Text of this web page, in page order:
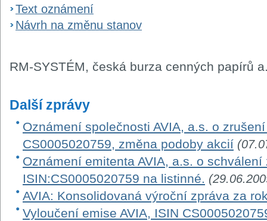
Text oznámení
Návrh na změnu stanov
RM-SYSTÉM, česká burza cenných papírů
Další zprávy
Oznámení společnosti AVIA, a.s. o
CS0005020759, změna podoby akcií
Oznámení emitenta AVIA, a.s. o
ISIN:CS0005020759 na listinné.
AVIA: Konsolidovaná výroční zpráva za
Vyloučení emise AVIA, ISIN